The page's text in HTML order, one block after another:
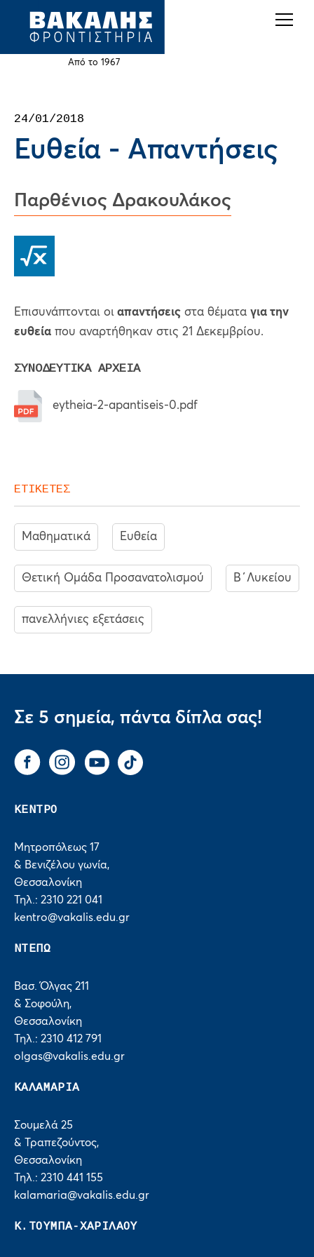
Jump
Από το 1967
top
24/01/2018
Ευθεία - Απαντήσεις
Παρθένιος Δρακουλάκος
Επισυνάπτονται οι απαντήσεις στα θέματα για την
ευθεία που αναρτήθηκαν στις 21 Δεκεμβρίου.
ΣΥΝΟΔΕΥΤΙΚΑ ΑΡΧΕΙΑ
eytheia-2-apantiseis-0.pdf
ΕΤΙΚΕΤΕΣ
Μαθηματικά Ευθεία
Θετική Ομάδα Προσανατολισμού Β΄Λυκείου
πανελλήνιες εξετάσεις
Σε 5 σημεία, πάντα δίπλα σας!
FacebookInstagram
You Tube Tik Tok
ΚΕΝΤΡΟ
Μητροπόλεως 17
& Βενιζέλου γωνία,
Θεσσαλονίκη
Τηλ.: 2310 221 041
kentro@vakalis.edu.gr
ΝΤΕΠΩ
Βασ. Όλγας 211
& Σοφούλη,
Θεσσαλονίκη
Τηλ.: 2310 412 791
olgas@vakalis.edu.gr
ΚΑΛΑΜΑΡΙΑ
Σουμελά 25
& Τραπεζούντος,
Θεσσαλονίκη
Τηλ.: 2310 441 155
kalamaria@vakalis.edu.gr
Κ.ΤΟΥΜΠΑ-ΧΑΡΙΛΑΟΥ